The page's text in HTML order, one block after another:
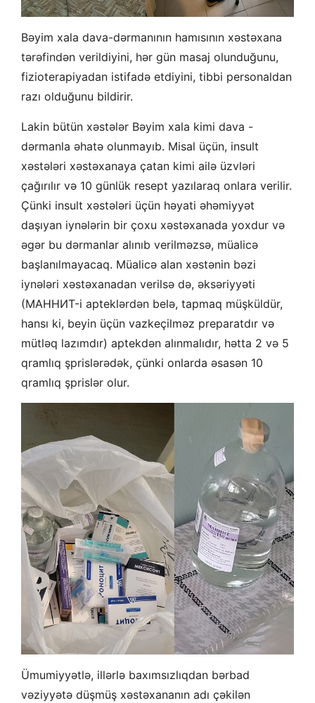
Bəyim xala dava-dərmanının hamısının xəstəxana
tərəfindən verildiyini, hər gün masaj olunduğunu,
fizioterapiyadan istifadə etdiyini, tibbi personaldan
razı olduğunu bildirir.
Lakin bütün xəstələr Bəyim xala kimi dava -
dərmanla əhatə olunmayıb. Misal üçün, insult
xəstələri xəstəxanaya çatan kimi ailə üzvləri
çağırılır və 10 günlük resept yazılaraq onlara verilir.
Çünki insult xəstələri üçün həyati əhəmiyyət
daşıyan iynələrin bir çoxu xəstəxanada yoxdur və
əgər bu dərmanlar alınıb verilməzsə, müalicə
başlanılmayacaq. Müalicə alan xəstənin bəzi
iynələri xəstəxanadan verilsə də, əksəriyyəti
(MAHHИТ-i apteklərdən belə, tapmaq müşküldür,
hansı ki, beyin üçün vazkeçilməz preparatdır və
mütləq lazımdır) aptekdən alınmalıdır, hətta 2 və 5
qramlıq şprislərədək, çünki onlarda əsasən 10
qramlıq şprislər olur.
Ümumiyyətlə, illərlə baxımsızlıqdan bərbad
vəziyyətə düşmüş xəstəxananın adı çəkilən